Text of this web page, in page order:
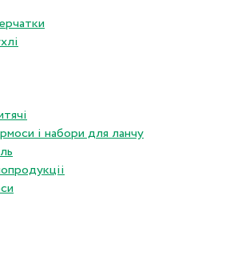
і набори для ланчу